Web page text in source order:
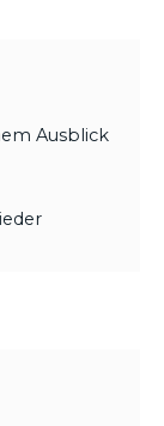
Ausblick